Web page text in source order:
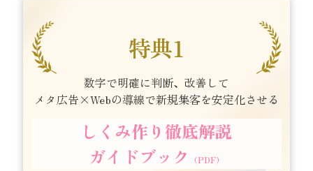
特典1
数字で明確に判断、改善して
メタ広告×Webの導線で新規集客を安定化させる
しくみ作り徹底解説
ガイドブック
（PDF）